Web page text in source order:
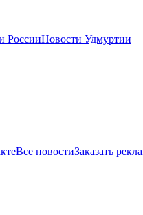
РоссииНовости Удмуртии
Все новостиЗаказать